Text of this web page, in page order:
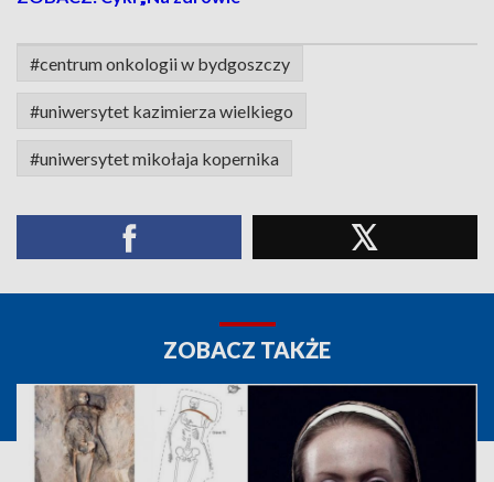
#centrum onkologii w bydgoszczy
#uniwersytet kazimierza wielkiego
#uniwersytet mikołaja kopernika
ZOBACZ TAKŻE